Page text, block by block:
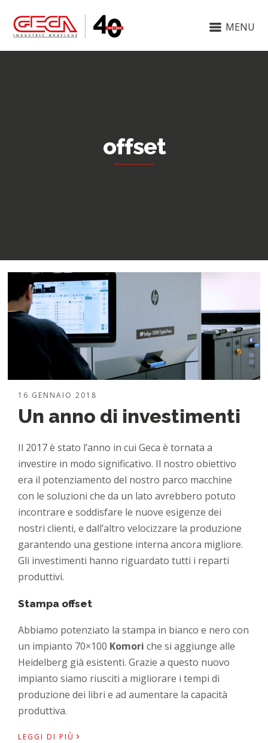
MENU
offset
16 GENNAIO 2018
Un anno di investimenti
Il 2017 è stato l’anno in cui Geca è tornata a
investire in modo significativo. Il nostro obiettivo
era il potenziamento del nostro parco macchine
con le soluzioni che da un lato avrebbero potuto
incontrare e soddisfare le nuove esigenze dei
nostri clienti, e dall’altro velocizzare la produzione
garantendo una gestione interna ancora migliore.
Gli investimenti hanno riguardato tutti i reparti
produttivi.
Stampa offset
Abbiamo potenziato la stampa in bianco e nero con
un impianto 70×100 Komori che si aggiunge alle
Heidelberg già esistenti. Grazie a questo nuovo
impianto siamo riusciti a migliorare i tempi di
produzione dei libri e ad aumentare la capacità
produttiva.
LEGGI DI PIÙ ›